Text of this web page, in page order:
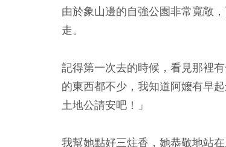
由於象山邊的自強公園非常寬敞
走。
記得第一次去的時候，看見那裡
的東西都不少，我知道阿嬤有早
土地公請安吧！」
我幫她點好三炷香，她恭敬地站